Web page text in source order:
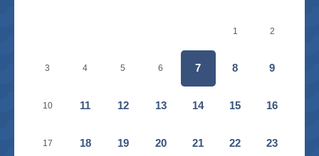
1 2
3 4 5 6 7 8 9
10 11 12 13 14 15 16
17 18 19 20 21 22 23